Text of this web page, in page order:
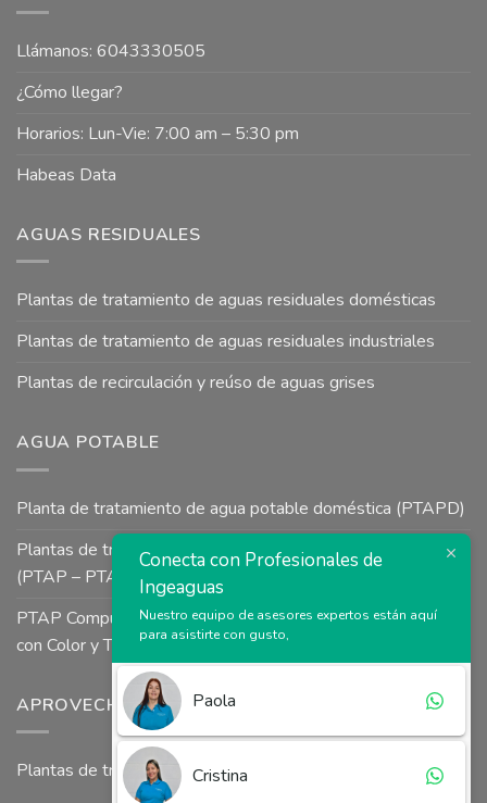
Llámanos: 6043330505
¿Cómo llegar?
Horarios: Lun-Vie: 7:00 am – 5:30 pm
Habeas Data
AGUAS RESIDUALES
Plantas de tratamiento de aguas residuales domésticas
Plantas de tratamiento de aguas residuales industriales
Plantas de recirculación y reúso de aguas grises
AGUA POTABLE
Planta de tratamiento de agua potable doméstica (PTAPD)
Plantas de tratamiento de agua potable para uso industrial
(PTAP – PTAI)
PTAP Compuesta a Presión tipo Uso Colectivo para Aguas
con Color y Turbiedad
APROVECHAMIENTO DE AGUAS LLUVIAS
Plantas de tratamiento agua lluvia
Conecta con Profesionales de
Ingeaguas
Nuestro equipo de asesores expertos están aquí
para asistirte con gusto,
Paola
Cristina